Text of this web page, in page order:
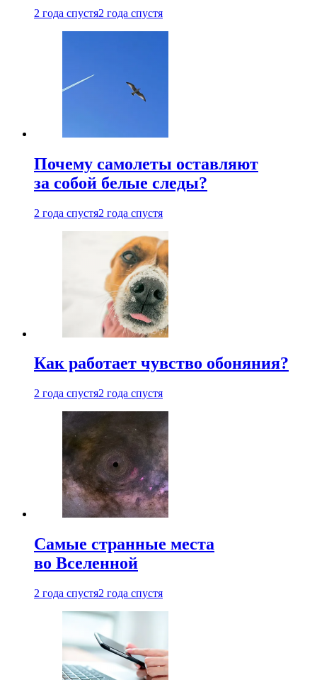
2 года спустя2 года спустя
Почему самолеты оставляют
за собой белые следы?
2 года спустя2 года спустя
Как работает чувство обоняния?
2 года спустя2 года спустя
Самые странные места
во Вселенной
2 года спустя2 года спустя